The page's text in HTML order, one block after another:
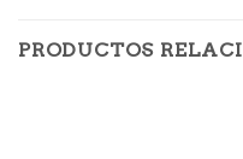
PRODUCTOS